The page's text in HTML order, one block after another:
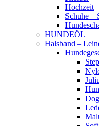
Hochzeit
Schuhe –
HUNDEÖL
Halsband –